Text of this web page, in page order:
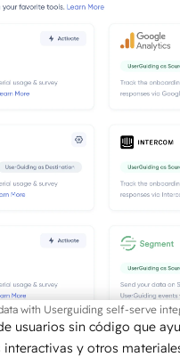
with Userguiding self-serve
usuarios sin código que
y otros